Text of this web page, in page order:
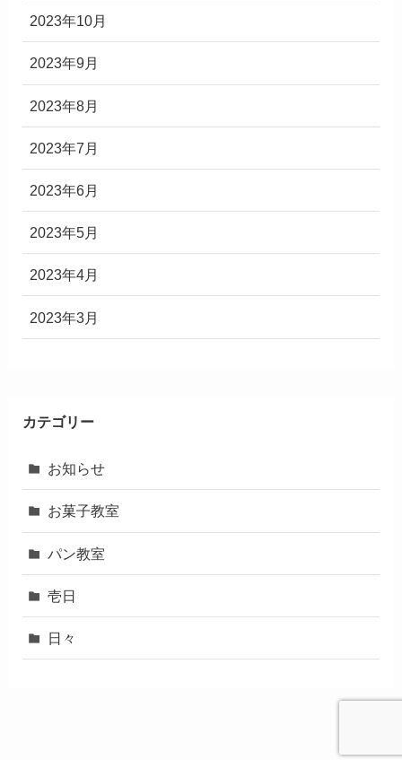
2023年10月
2023年9月
2023年8月
2023年7月
2023年6月
2023年5月
2023年4月
2023年3月
カテゴリー
お知らせ
お菓子教室
パン教室
壱日
日々